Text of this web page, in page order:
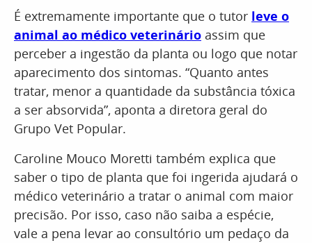
É extremamente importante que o tutor leve o
animal ao médico veterinário assim que
perceber a ingestão da planta ou logo que notar
aparecimento dos sintomas. “Quanto antes
tratar, menor a quantidade da substância tóxica
a ser absorvida”, aponta a diretora geral do
Grupo Vet Popular.
Caroline Mouco Moretti também explica que
saber o tipo de planta que foi ingerida ajudará o
médico veterinário a tratar o animal com maior
precisão. Por isso, caso não saiba a espécie,
vale a pena levar ao consultório um pedaço da